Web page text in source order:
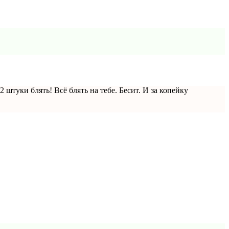
блять! Всё блять на тебе. Бесит. И за копейку